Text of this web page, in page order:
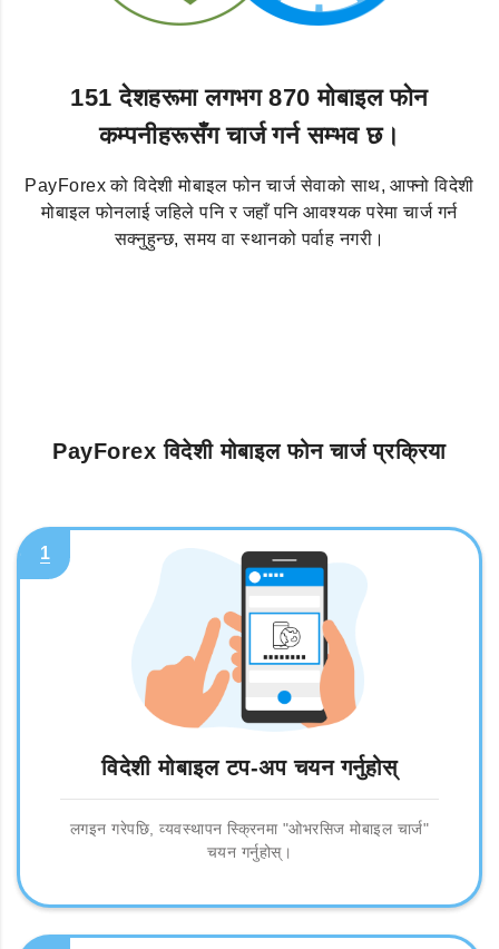
151 देशहरूमा लगभग 870 मोबाइल फोन
कम्पनीहरूसँग चार्ज गर्न सम्भव छ।
PayForex को विदेशी मोबाइल फोन चार्ज सेवाको साथ, आफ्नो विदेशी
मोबाइल फोनलाई जहिले पनि र जहाँ पनि आवश्यक परेमा चार्ज गर्न
सक्नुहुन्छ, समय वा स्थानको पर्वाह नगरी।
PayForex विदेशी मोबाइल फोन चार्ज प्रक्रिया
1
विदेशी मोबाइल टप-अप चयन गर्नुहोस्
लगइन गरेपछि, व्यवस्थापन स्क्रिनमा "ओभरसिज मोबाइल चार्ज"
चयन गर्नुहोस्।